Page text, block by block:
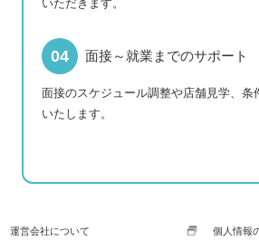
いただきます。
面接～就業までのサポート
面接のスケジュール調整や店舗見学、条
いたします。
運営会社について 個人情報